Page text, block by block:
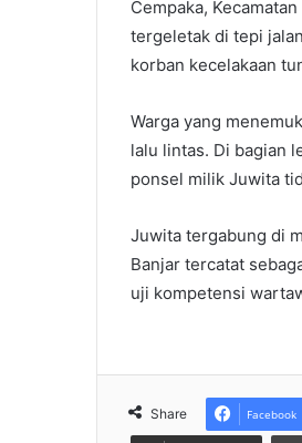
Cempaka,
tergeletak di tepi
korban kecelakaan
Warga yang
lalu lintas. Di bagian
ponsel milik Juwita
Juwita tergabung di
Banjar tercatat
uji kompetensi
Share Facebook